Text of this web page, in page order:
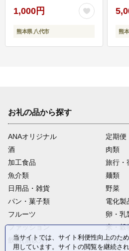
1,000円
熊本県 八代市 熊
お礼の品から探す
ANAオリジナル
定期便
酒
肉類
加工食品
旅行・
魚介類
麺類
日用品・雑貨
野菜
パン・菓子類
電化製
フルーツ
卵・乳
ファッション
米・穀
飲料(酒以外)
返礼品
当サイトでは、サイト利便性向上のた
用しています。サイトの閲覧を継続さ